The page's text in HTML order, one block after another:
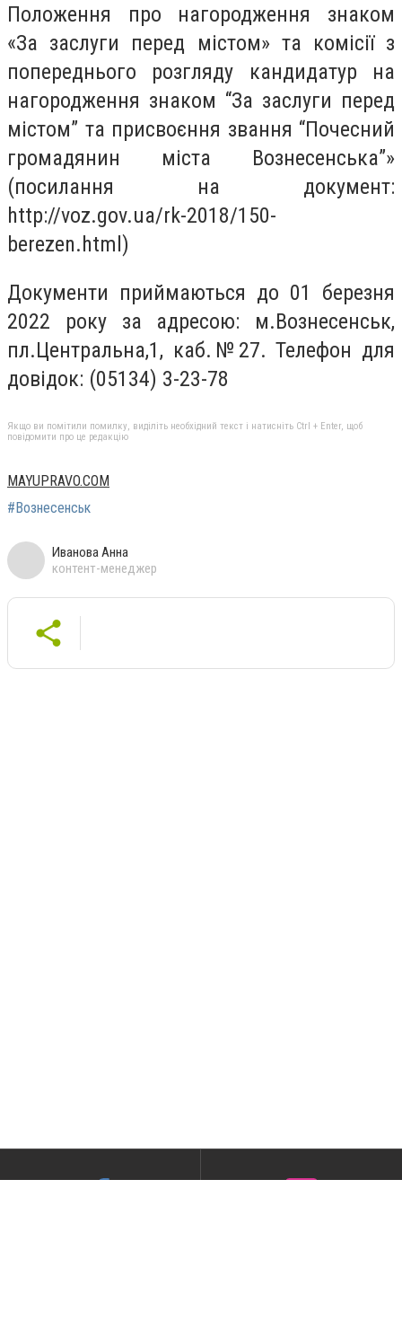
Положення про нагородження знаком
«За заслуги перед містом» та комісії з
попереднього розгляду кандидатур на
нагородження знаком “За заслуги перед
містом” та присвоєння звання “Почесний
громадянин міста Вознесенська”»
(посилання на документ:
http://voz.gov.ua/rk-2018/150-
berezen.html)
Документи приймаються до 01 березня
2022 року за адресою: м.Вознесенськ,
пл.Центральна,1, каб.№27. Телефон для
довідок: (05134) 3-23-78
Якщо ви помітили помилку, виділіть необхідний текст і натисніть Ctrl + Enter, щоб
повідомити про це редакцію
MAYUPRAVO.COM
#Вознесенськ
Иванова Анна
контент-менеджер